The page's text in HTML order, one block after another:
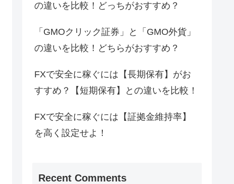
の違いを比較！どっちがおすすめ？
「GMOクリック証券」と「GMO外貨」
の違いを比較！どちらがおすすめ？
FXで安全に稼ぐには【長期保有】がお
すすめ？【短期保有】との違いを比較！
FXで安全に稼ぐには【証拠金維持率】
を高く設定せよ！
Recent Comments